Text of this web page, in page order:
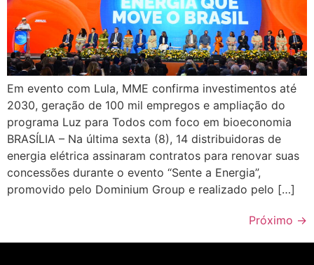
Em evento com Lula, MME confirma investimentos até
2030, geração de 100 mil empregos e ampliação do
programa Luz para Todos com foco em bioeconomia
BRASÍLIA – Na última sexta (8), 14 distribuidoras de
energia elétrica assinaram contratos para renovar suas
concessões durante o evento “Sente a Energia”,
promovido pelo Dominium Group e realizado pelo […]
Próximo →